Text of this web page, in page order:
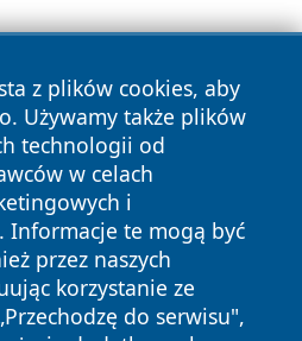
z plików cookies, aby
Używamy także plików
technologii od
w celach
i
Informacje te mogą być
przez naszych
korzystanie ze
do serwisu",
Wszystkie prawa
Polityka
Cookies